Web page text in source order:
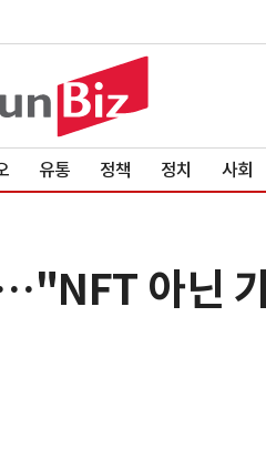
유통 정책 정치 사회
아닌